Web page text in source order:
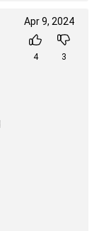
Apr 9, 2024
4 3